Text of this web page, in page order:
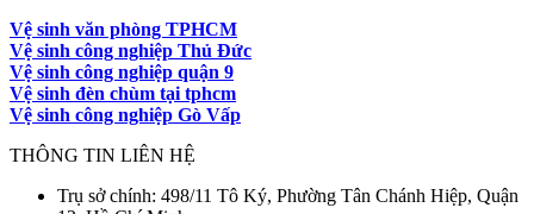
Vệ sinh văn phòng TPHCM
Vệ sinh công nghiệp Thủ Đức
Vệ sinh công nghiệp quận 9
Vệ sinh đèn chùm tại tphcm
Vệ sinh công nghiệp Gò Vấp
THÔNG TIN LIÊN HỆ
Trụ sở chính: 498/11 Tô Ký, Phường Tân Chánh Hiệp, Quận